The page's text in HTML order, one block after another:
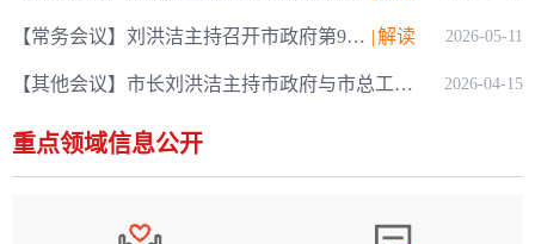
|解读
【常务会议】刘洪洁主持召开市政府第91次常务会议 2026-05-11
【其他会议】市长刘洪洁主持市政府与市总工会2026年联席会议并讲话 2026-04-15
重点领域信息公开